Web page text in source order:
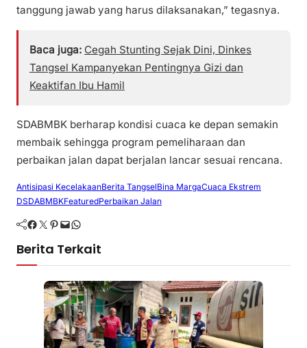
tanggung jawab yang harus dilaksanakan,” tegasnya.
Baca juga: Cegah Stunting Sejak Dini, Dinkes
Tangsel Kampanyekan Pentingnya Gizi dan
Keaktifan Ibu Hamil
SDABMBK berharap kondisi cuaca ke depan semakin
membaik sehingga program pemeliharaan dan
perbaikan jalan dapat berjalan lancar sesuai rencana.
Antisipasi KecelakaanBerita TangselBina MargaCuaca Ekstrem
DSDABMBKFeaturedPerbaikan Jalan
Facebook Twitter Pinterest Mail WhatsApp
Berita Terkait